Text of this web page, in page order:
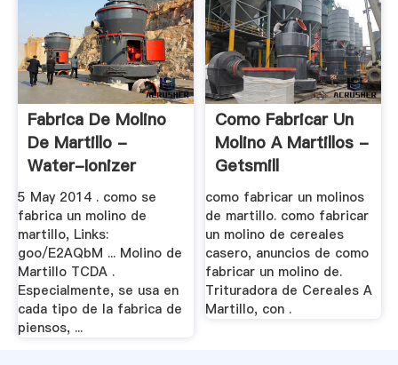
Fabrica De Molino
De Martillo -
Water-Ionizer
5 May 2014 . como se
fabrica un molino de
martillo, Links:
goo/E2AQbM ... Molino de
Martillo TCDA .
Especialmente, se usa en
cada tipo de la fabrica de
piensos, ...
Como Fabricar Un
Molino A Martillos -
Getsmill
como fabricar un molinos
de martillo. como fabricar
un molino de cereales
casero, anuncios de como
fabricar un molino de.
Trituradora de Cereales A
Martillo, con .